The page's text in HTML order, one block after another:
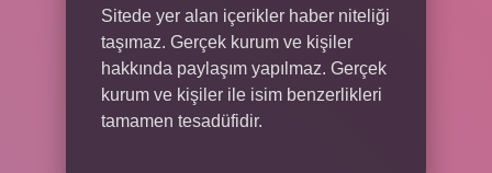
Sitede yer alan içerikler haber niteliği
taşımaz. Gerçek kurum ve kişiler
hakkında paylaşım yapılmaz. Gerçek
kurum ve kişiler ile isim benzerlikleri
tamamen tesadüfidir.